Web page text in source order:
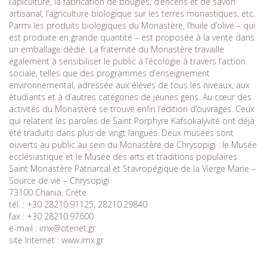
artisanal, l’agriculture biologique sur les terres monastiques, etc.
Parmi les produits biologiques du Monastère, l’huile d’olive – qui
est produite en grande quantité – est proposée à la vente dans
un emballage dédié. La fraternité du Monastère travaille
également à sensibiliser le public à l’écologie à travers l’action
sociale, telles que des programmes d’enseignement
environnemental, adressée aux élèves de tous les niveaux, aux
étudiants et à d’autres catégories de jeunes gens. Au cœur des
activités du Monastère se trouve enfin l’édition d’ouvrages. Ceux
qui relatent les paroles de Saint Porphyre Kafsokalyvite ont déjà
été traduits dans plus de vingt langues. Deux musées sont
ouverts au public au sein du Monastère de Chrysopigi : le Musée
ecclésiastique et le Musée des arts et traditions populaires.
Saint Monastère Patriarcal et Stavropégique de la Vierge Marie –
Source de vie – Chrysopigi
73100 Chania, Crète
tél. : +30 28210.91125, 28210.29840
fax : +30 28210.97600
e-mail : imx@otenet.gr
site Internet : www.imx.gr